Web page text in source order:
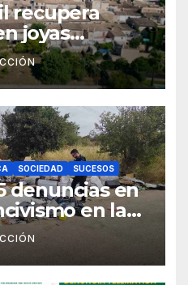
recupera
joyas
vivienda de
SOCIEDAD SUCESOS
denuncias en
en la